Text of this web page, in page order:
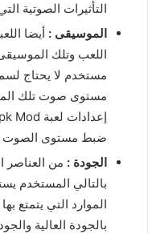
التأثيرات الصوتية
الموسيقى : أيضا
اللعب وتلك
مستخدم لا يحتاج
مستوى صوت تلك
ضبط مستوى الصوت
الجودة : من العناصر
بالتالي المستخدم
الموارد التي يتمتع
بالجودة العالية